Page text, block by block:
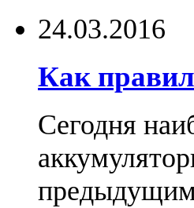
24.03.2016
Как
Сегодня
предыдущим